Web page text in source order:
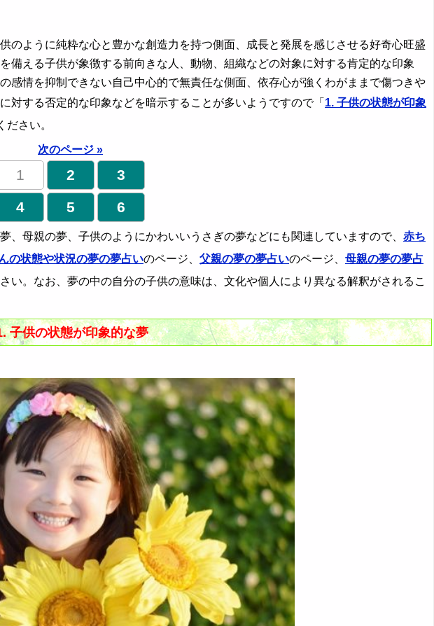
のように純粋な心と豊かな創造力を持つ側面、成長と発展を感じさせる好奇心旺盛
備える子供が象徴する前向きな人、動物、組織などの対象に対する肯定的な印象
感情を抑制できない自己中心的で無責任な側面、依存心が強くわがままで傷つきや
する否定的な印象などを暗示することが多いようですので「 1. 子供の状態が印象
ださい。
次のページ »
1 2
3
4
5 6
母親の夢、子供のようにかわいいうさぎの夢などにも関連していますので、 赤ち
の状態や状況の夢の夢占いのページ、 父親の夢の夢占いのページ、 母親の夢の夢占
い。なお、夢の中の自分の子供の意味は、文化や個人により異なる解釈がされるこ
子供の状態が印象的な夢